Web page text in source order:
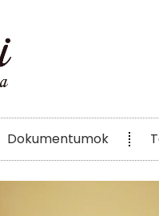
Dokumentumok